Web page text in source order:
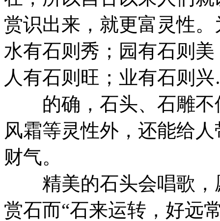
赏识出来，就更富灵性
水有石则秀；园有石则
人有石则旺；业有石则
的确，石头、石雕不
风霜等灵性外，还能给
财气。
精美的石头会唱歌，
赏石而“石来运转，好远